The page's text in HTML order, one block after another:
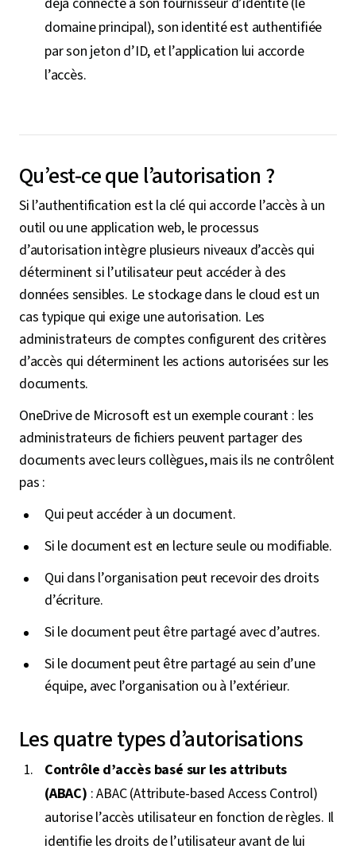
domaine principal), son identité est authentifiée
par son jeton d’ID, et l’application lui accorde
l’accès.
Qu’est-ce que l’autorisation ?
Si l’authentification est la clé qui accorde l’accès à un
outil ou une application web, le processus
d’autorisation intègre plusieurs niveaux d’accès qui
déterminent si l’utilisateur peut accéder à des
données sensibles. Le stockage dans le cloud est un
cas typique qui exige une autorisation. Les
administrateurs de comptes configurent des critères
d’accès qui déterminent les actions autorisées sur les
documents.
OneDrive de Microsoft est un exemple courant : les
administrateurs de fichiers peuvent partager des
documents avec leurs collègues, mais ils ne contrôlent
pas :
Qui peut accéder à un document.
Si le document est en lecture seule ou modifiable.
Qui dans l’organisation peut recevoir des droits
d’écriture.
Si le document peut être partagé avec d’autres.
Si le document peut être partagé au sein d’une
équipe, avec l’organisation ou à l’extérieur.
Les quatre types d’autorisations
Contrôle d’accès basé sur les attributs
(ABAC) : ABAC (Attribute-based Access Control)
autorise l’accès utilisateur en fonction de règles. Il
identifie les droits de l’utilisateur avant de lui